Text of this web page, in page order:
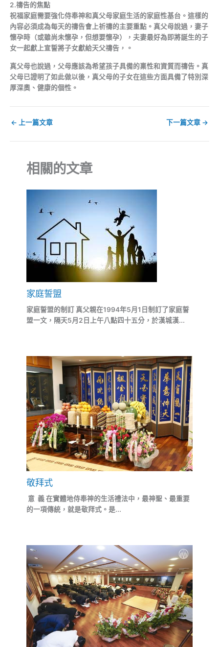
2.禱告的焦點
祝福家庭需要強化侍奉神和真父母家庭生活的家庭性基台。這樣的
內容必須成為每天的禱告會上祈禱的主要重點。真父母說過，妻子
懷孕時（或雖尚未懷孕，但想要懷孕），夫妻最好為即將誕生的子
女一起獻上宣誓將子女獻給天父禱告，。
真父母也說過，父母應該為希望孩子具備的稟性和資質而禱告。真
父母已證明了如此做以後，真父母的子女在這些方面具備了特別深
厚深奧、健康的個性。
← 上一篇文章 下一篇文章 →
相關的文章
家庭誓盟
家庭誓盟的制訂 真父親在1994年5月1日制訂了家庭誓
盟一文，隔天5月2日上午八點四十五分，於漢城漢...
敬拜式
意 義 在實體地侍奉神的生活禮法中，最神聖、最重要
的一項傳統，就是敬拜式。是...